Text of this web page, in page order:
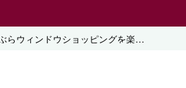
ぶらぶらウィンドウショッピングを楽しんで